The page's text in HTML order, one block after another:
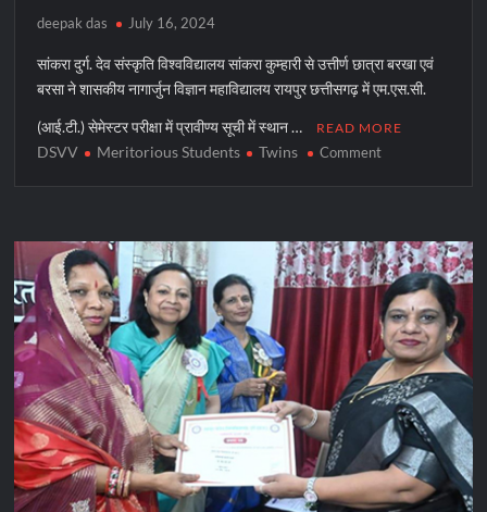
deepak das July 16, 2024
सांकरा दुर्ग. देव संस्कृति विश्वविद्यालय सांकरा कुम्हारी से उत्तीर्ण छात्रा बरखा एवं
बरसा ने शासकीय नागार्जुन विज्ञान महाविद्यालय रायपुर छत्तीसगढ़ में एम.एस.सी.
(आई.टी.) सेमेस्टर परीक्षा में प्रावीण्य सूची में स्थान … READ MORE
DSVV Meritorious Students Twins Commenton
ने
बढ़ाया
देव
संस्कृति
विश्वविद्यालय
का
गौरव